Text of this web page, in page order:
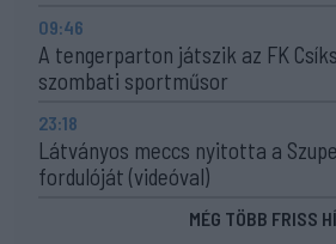
09:46
A tengerparton játszik az FK
szombati sportműsor
23:18
Látványos meccs nyitotta a
fordulóját (videóval)
MÉG TÖBB FRISS